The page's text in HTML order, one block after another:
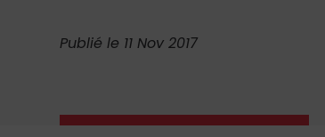
Publié le 11 Nov 2017